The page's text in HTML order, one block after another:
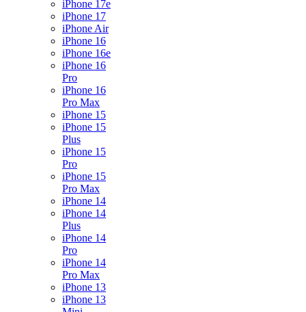
iPhone 17e
iPhone 17
iPhone Air
iPhone 16
iPhone 16e
iPhone 16
Pro
iPhone 16
Pro Max
iPhone 15
iPhone 15
Plus
iPhone 15
Pro
iPhone 15
Pro Max
iPhone 14
iPhone 14
Plus
iPhone 14
Pro
iPhone 14
Pro Max
iPhone 13
iPhone 13